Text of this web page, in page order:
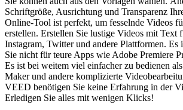
Schriftgröße, Ausrichtung und Transparenz
Online-Tool ist perfekt, um fesselnde Videos
erstellen. Erstellen Sie lustige Videos mit Text
Instagram, Twitter und andere Plattformen. Es
Sie nicht für teure Apps wie Adobe Premiere
Es ist bei weitem viel einfacher zu bedienen
Maker und andere komplizierte
VEED benötigen Sie keine Erfahrung in der
Erledigen Sie alles mit wenigen Klicks!